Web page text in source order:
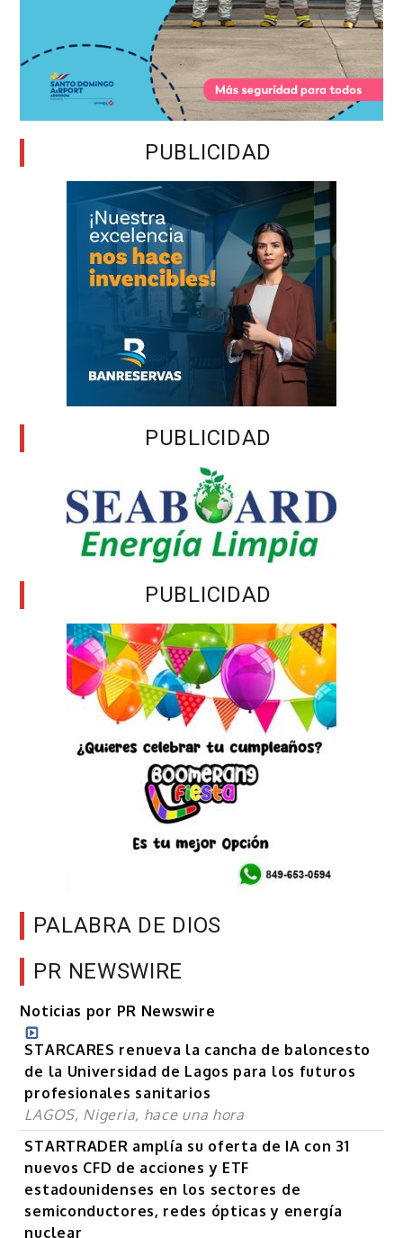
PUBLICIDAD
PUBLICIDAD
PUBLICIDAD
PALABRA DE DIOS
PR NEWSWIRE
Noticias por PR Newswire
STARCARES renueva la cancha de baloncesto
de la Universidad de Lagos para los futuros
profesionales sanitarios
LAGOS, Nigeria, hace una hora
STARTRADER amplía su oferta de IA con 31
nuevos CFD de acciones y ETF
estadounidenses en los sectores de
semiconductores, redes ópticas y energía
nuclear